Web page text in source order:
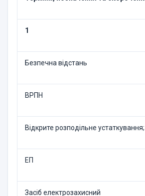
1
Безпечна відстань
ВРПН
Відкрите розподільне
ЕП
Засіб електрозахисний